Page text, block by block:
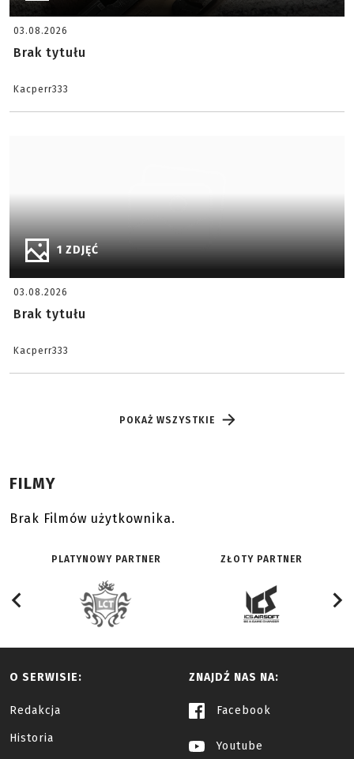
03.08.2026
Brak tytułu
Kacperr333
1 ZDJĘĆ
03.08.2026
Brak tytułu
Kacperr333
POKAŻ WSZYSTKIE
FILMY
Brak Filmów użytkownika.
PLATYNOWY PARTNER ZŁOTY PARTNER
O SERWISIE:
Redakcja
Historia
ZNAJDŹ NAS NA:
Facebook
Youtube